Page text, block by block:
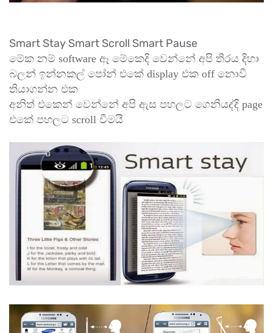
Smart Stay Smart Scroll Smart Pause
මේක නම් software ඈ මේකෙදි වෙන්නේ අපි තිරය දිහා
බලන් ඉන්නකල් පෝන් එකේ display එක off නොවී
තියාගන්න එක
අනිත් එකෙන් වෙන්නේ අපි ඇස පහලට ගෙනියද්දි page
එකේ පහලට scroll වීමයි